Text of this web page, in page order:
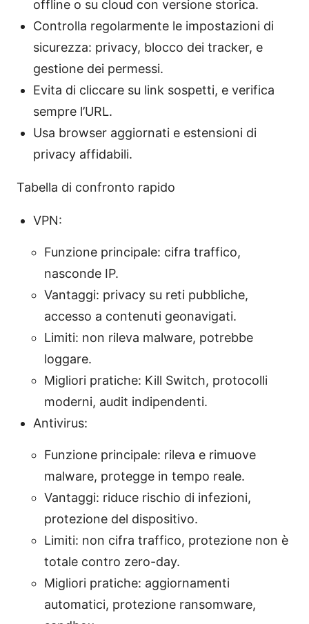
offline o su cloud con versione storica.
Controlla regolarmente le impostazioni di
sicurezza: privacy, blocco dei tracker, e
gestione dei permessi.
Evita di cliccare su link sospetti, e verifica
sempre l’URL.
Usa browser aggiornati e estensioni di
privacy affidabili.
Tabella di confronto rapido
VPN:
Funzione principale: cifra traffico,
nasconde IP.
Vantaggi: privacy su reti pubbliche,
accesso a contenuti geonavigati.
Limiti: non rileva malware, potrebbe
loggare.
Migliori pratiche: Kill Switch, protocolli
moderni, audit indipendenti.
Antivirus:
Funzione principale: rileva e rimuove
malware, protegge in tempo reale.
Vantaggi: riduce rischio di infezioni,
protezione del dispositivo.
Limiti: non cifra traffico, protezione non è
totale contro zero-day.
Migliori pratiche: aggiornamenti
automatici, protezione ransomware,